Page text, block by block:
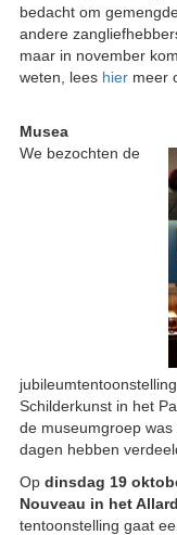
bedacht om
andere
maar in november
weten, lees hier meer
We bezochten de
Schilderkunst in het
de museumgroep
dagen hebben
Op dinsdag 19
Nouveau in het
tentoonstelling gaat